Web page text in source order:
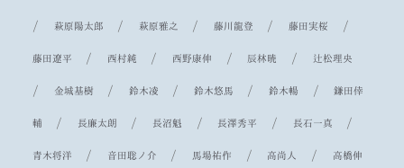
/ 萩原陽太郎 / 萩原雅之 / 藤川龍登 / 藤田実桜 /
藤田遼平 / 西村純 / 西野康伸 / 辰林暁 / 辻松理央
/ 金城基樹 / 鈴木凌 /鈴木悠馬 /鈴木暢 /鎌田倖
輔 / 長廉太朗 / 長沼魁 / 長澤秀平 / 長石一真 /
青木将洋 / 音田聡ノ介 / 馬場祐作 / 高尚人 / 高橋伸